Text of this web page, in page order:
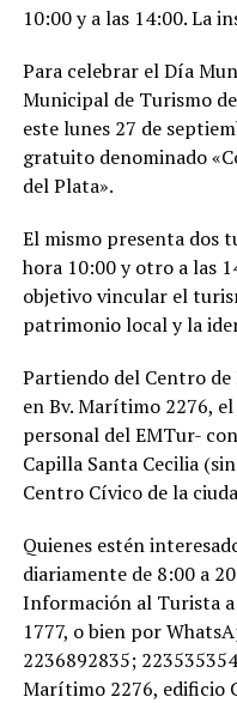
10:00 y a las 14:00. La
Para celebrar el Día
Municipal de Turismo
este lunes 27 de
gratuito denominado
del Plata».
El mismo presenta dos
hora 10:00 y otro a las
objetivo vincular el
patrimonio local y la
Partiendo del Centro
en Bv. Marítimo 2276,
personal del EMTur-
Capilla Santa Cecilia
Centro Cívico de la
Quienes estén
diariamente de 8:00 a
Información al Turista
1777, o bien por
2236892835;
Marítimo 2276, edificio